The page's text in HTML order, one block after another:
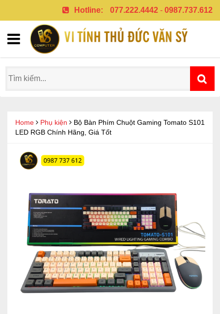
Hotline: 077.222.4442 - 0987.737.612
Home Phụ kiện
Bộ Bàn Phím Chuột Gaming Tomato S101
LED RGB Chính Hãng, Giá Tốt